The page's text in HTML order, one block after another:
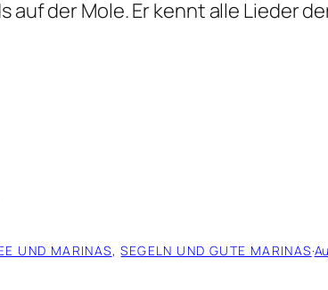
der Mole. Er kennt alle Lieder
UND MARINAS, SEGELN UND GUTE MARINAS·